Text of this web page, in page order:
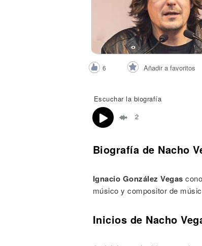
6 Añadir a favoritos
Escuchar la biografía
2
Biografía de Nacho
Ignacio González Vegas
músico y compositor de
Inicios de Nacho